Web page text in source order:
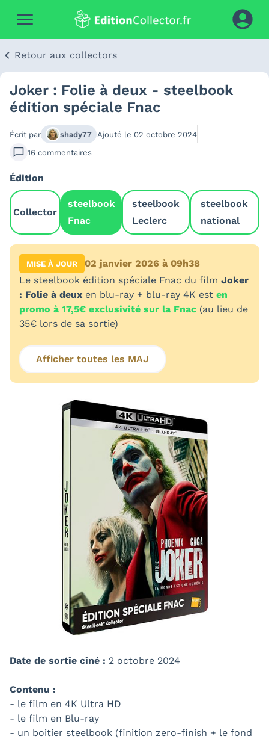
Retour aux collectors
Joker : Folie à deux - steelbook
édition spéciale Fnac
Écrit par shady77 Ajouté le 02 octobre 2024
16 commentaires
Édition
Collector
steelbook
Fnac
steelbook
Leclerc
steelbook
national
MISE À JOUR
02 janvier 2026 à 09h38
Le steelbook édition spéciale Fnac du film Joker
: Folie à deux en blu-ray + blu-ray 4K est en
promo à 17,5€ exclusivité sur la Fnac (au lieu de
35€ lors de sa sortie)
Afficher toutes les MAJ
Date de sortie ciné : 2 octobre 2024
Contenu :
- le film en 4K Ultra HD
- le film en Blu-ray
- un boitier steelbook (finition zero-finish + le fond